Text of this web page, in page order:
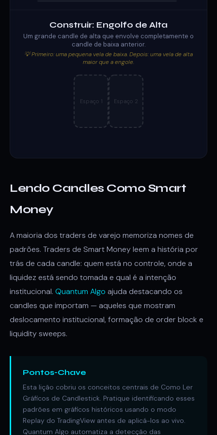
Construir: Engolfo de Alta
Um grande candle de alta que envolve completamente o
candle de baixa anterior.
💡 Primeiro: uma pequena vela de baixa. Depois: uma vela de alta
maior que a engole.
Espaço 1 Espaço 2
Lendo Candles Como Smart
Money
A maioria dos traders de varejo memoriza nomes de
padrões. Traders de Smart Money leem a história por
trás de cada candle: quem está no controle, onde a
liquidez está sendo tomada e qual é a intenção
institucional. Quantum Algo ajuda destacando os
candles que importam — aqueles que mostram
deslocamento institucional, formação de order block e
liquidity sweeps.
Pontos-Chave
Esta lição cobriu os conceitos centrais de Como Ler
Gráficos de Candlestick. Pratique identificando esses
padrões em gráficos históricos usando o modo
Replay do TradingView antes de aplicá-los ao vivo.
Quantum Algo automatiza a detecção das